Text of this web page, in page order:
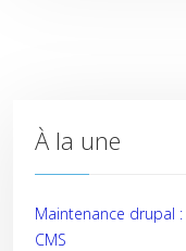
À la une
Maintenance drupal
CMS